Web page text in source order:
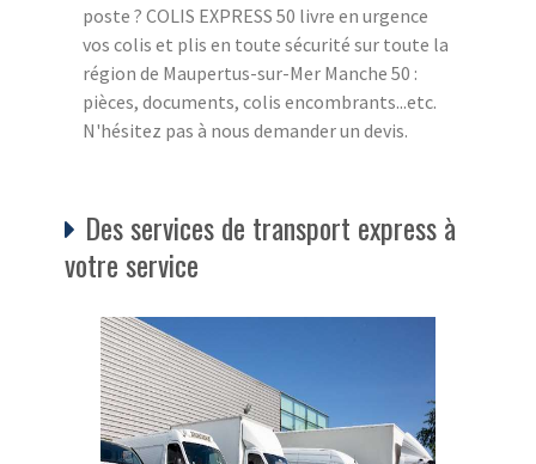
poste ? COLIS EXPRESS 50 livre en urgence
vos colis et plis en toute sécurité sur toute la
région de Maupertus-sur-Mer Manche 50 :
pièces, documents, colis encombrants...etc.
N'hésitez pas à nous demander un devis.
Des services de transport express à
votre service